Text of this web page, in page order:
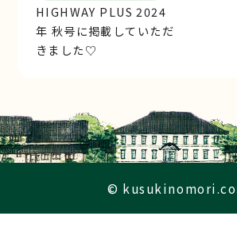
HIGHWAY PLUS 2024
年 秋号に掲載していただ
きました♡
©